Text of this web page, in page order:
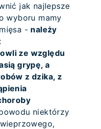
jak najlepsze
wyboru mamy
- należy
ze względu
grypę, a
z dzika, z
niektórzy